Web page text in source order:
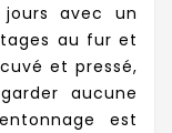
avec un
au fur et
et pressé,
aucune
est